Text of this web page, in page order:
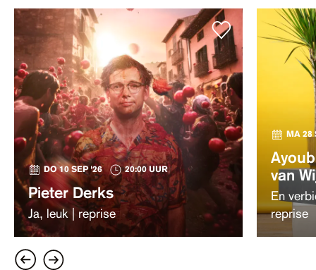
DO 10 SEP '26 20:00 UUR
Pieter Derks
Ja, leuk | reprise
MA 28
van
En
reprise